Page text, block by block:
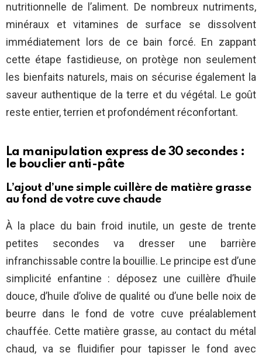
nutritionnelle de l’aliment. De nombreux nutriments,
minéraux et vitamines de surface se dissolvent
immédiatement lors de ce bain forcé. En zappant
cette étape fastidieuse, on protège non seulement
les bienfaits naturels, mais on sécurise également la
saveur authentique de la terre et du végétal. Le goût
reste entier, terrien et profondément réconfortant.
La manipulation express de 30 secondes :
le bouclier anti-pâte
L’ajout d’une simple cuillère de matière grasse
au fond de votre cuve chaude
À la place du bain froid inutile, un geste de trente
petites secondes va dresser une barrière
infranchissable contre la bouillie. Le principe est d’une
simplicité enfantine : déposez une cuillère d’huile
douce, d’huile d’olive de qualité ou d’une belle noix de
beurre dans le fond de votre cuve préalablement
chauffée. Cette matière grasse, au contact du métal
chaud, va se fluidifier pour tapisser le fond avec